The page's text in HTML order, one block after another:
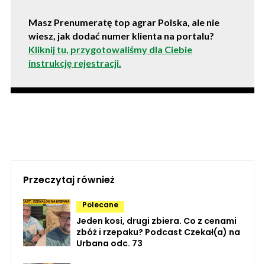
Masz Prenumeratę top agrar Polska, ale nie
wiesz, jak dodać numer klienta na portalu?
Kliknij tu, przygotowaliśmy dla Ciebie
instrukcję rejestracji.
Przeczytaj również
Polecane
Jeden kosi, drugi zbiera. Co z cenami
zbóż i rzepaku? Podcast Czekał(a) na
Urbana odc. 73